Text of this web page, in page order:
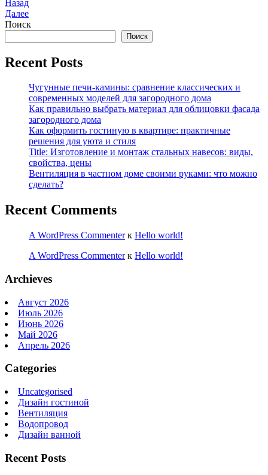
Навигация
по
запись
Назад
Следующая
запись
Далее
Поиск
Поиск
Recent Posts
Чугунные печи-камины: сравнение классических и
современных моделей для загородного дома
Как правильно выбрать материал для облицовки фасада
загородного дома
Как оформить гостиную в квартире: практичные
решения для уюта и стиля
Title: Изготовление и монтаж стальных навесов: виды,
свойства, цены
Вентиляция в частном доме своими руками: что можно
сделать?
Recent Comments
A WordPress Commenterк Hello world!
A WordPress Commenterк Hello world!
Archieves
Август 2026
Июль 2026
Июнь 2026
Май 2026
Апрель 2026
Categories
Uncategorised
Дизайн гостиной
Вентиляция
Водопровод
Дизайн ванной
Recent Posts